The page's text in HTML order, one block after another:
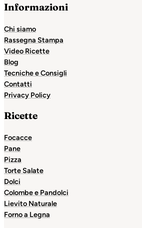
Informazioni
Chi siamo
Rassegna Stampa
Video Ricette
Blog
Tecniche e Consigli
Contatti
Privacy Policy
Ricette
Focacce
Pane
Pizza
Torte Salate
Dolci
Colombe e Pandolci
Lievito Naturale
Forno a Legna